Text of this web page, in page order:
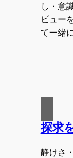
し・意
ビュー
て一緒
探求
静けさ